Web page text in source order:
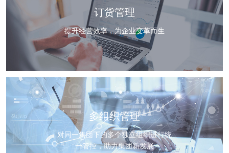
订货管理
提升经营效率，为企业变革而生
多组织管理
对同一集团下的多个独立组织进行统
一管控，助力集团新发展